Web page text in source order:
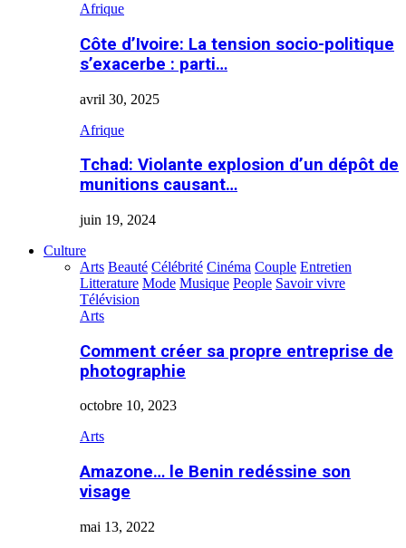
Afrique
Côte d’Ivoire: La tension socio-politique
s’exacerbe : parti…
avril 30, 2025
Afrique
Tchad: Violante explosion d’un dépôt de
munitions causant…
juin 19, 2024
Culture
Arts Beauté Célébrité Cinéma Couple Entretien
Litterature Mode Musique People Savoir vivre
Télévision
Arts
Comment créer sa propre entreprise de
photographie
octobre 10, 2023
Arts
Amazone… le Benin redéssine son
visage
mai 13, 2022